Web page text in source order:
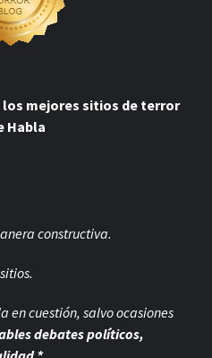
los mejores sitios de terror
Habla
constructiva.
en cuestión, salvo ocasiones
debates políticos,